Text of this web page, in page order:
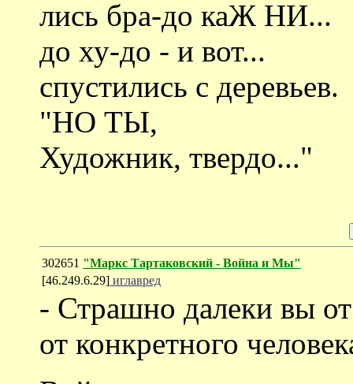
лись бра-до каЖ НИ...
до ху-до - и вот...
спустились с деревьев.
"НО ТЫ,
Художник, твердо..."
302651 "Маркс Тартаковский - Война и Мы"
[46.249.6.29] иглавред
- Страшно далеки вы
от конкретного